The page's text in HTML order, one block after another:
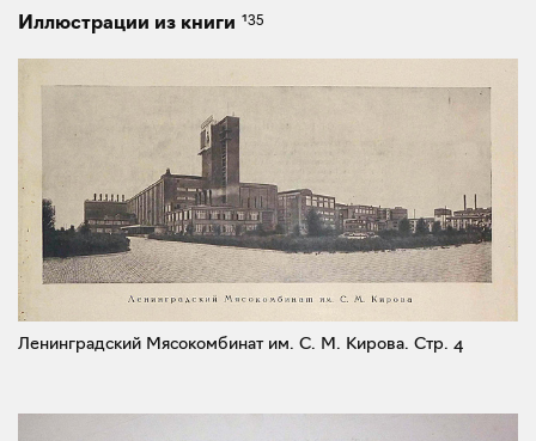
Иллюстрации из книги 135
Ленинградский Мясокомбинат им. С. М. Кирова. Стр. 4